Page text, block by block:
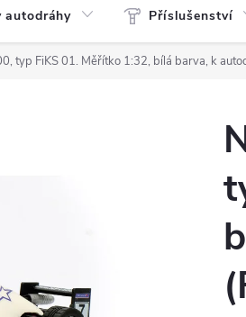
autodráhy Příslušenství
typ FiKS 01. Měřítko 1:32, bílá barva, k